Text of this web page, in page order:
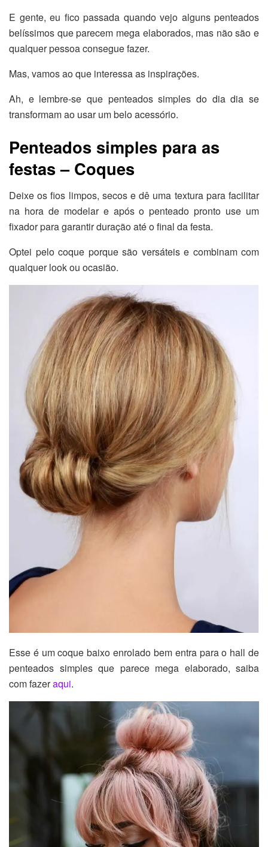
E gente, eu fico passada quando vejo alguns penteados
belíssimos que parecem mega elaborados, mas não são e
qualquer pessoa consegue fazer.
Mas, vamos ao que interessa as inspirações.
Ah, e lembre-se que penteados simples do dia dia se
transformam ao usar um belo acessório.
Penteados simples para as
festas – Coques
Deixe os fios limpos, secos e dê uma textura para facilitar
na hora de modelar e após o penteado pronto use um
fixador para garantir duração até o final da festa.
Optei pelo coque porque são versáteis e combinam com
qualquer look ou ocasião.
Esse é um coque baixo enrolado bem entra para o hall de
penteados simples que parece mega elaborado, saiba
com fazeraqui.